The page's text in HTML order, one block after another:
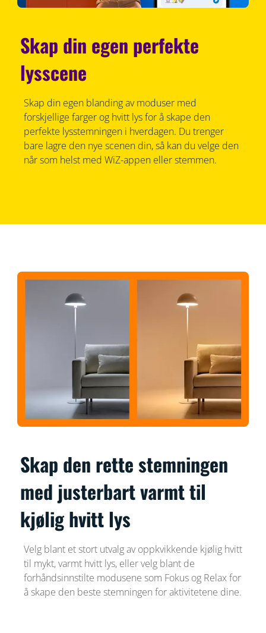
Skap din egen perfekte
lysscene
Skap din egen blanding av moduser med
forskjellige farger og hvitt lys for å skape den
perfekte lysstemningen i hverdagen. Du trenger
bare lagre den nye scenen din, så kan du velge den
når som helst med WiZ-appen eller stemmen.
Skap den rette stemningen
med justerbart varmt til
kjølig hvitt lys
Velg blant et stort utvalg av oppkvikkende kjølig hvitt
til mykt, varmt hvitt lys, eller velg blant de
forhåndsinnstilte modusene som Fokus og Relax for
å skape den beste stemningen for aktivitetene dine.